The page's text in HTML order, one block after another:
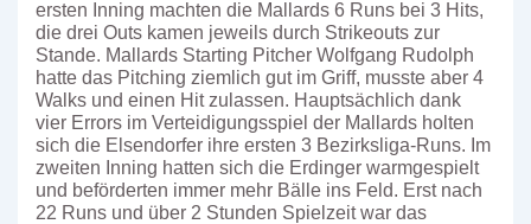
ersten Inning machten die Mallards 6 Runs bei 3 Hits,
die drei Outs kamen jeweils durch Strikeouts zur
Stande. Mallards Starting Pitcher Wolfgang Rudolph
hatte das Pitching ziemlich gut im Griff, musste aber 4
Walks und einen Hit zulassen. Hauptsächlich dank
vier Errors im Verteidigungsspiel der Mallards holten
sich die Elsendorfer ihre ersten 3 Bezirksliga-Runs. Im
zweiten Inning hatten sich die Erdinger warmgespielt
und beförderten immer mehr Bälle ins Feld. Erst nach
22 Runs und über 2 Stunden Spielzeit war das